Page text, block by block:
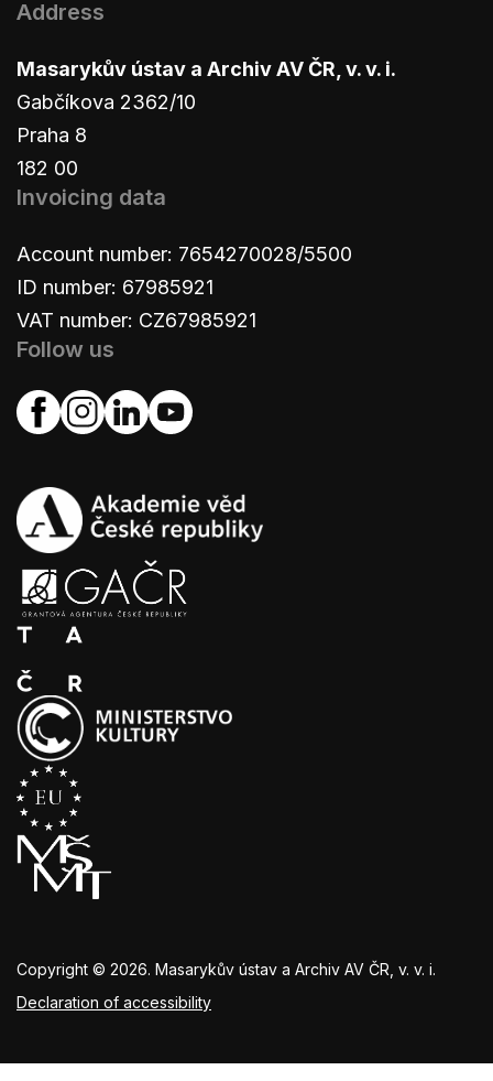
Address
Masarykův ústav a Archiv AV ČR, v. v. i.
Gabčíkova 2362/10
Praha 8
182 00
Invoicing data
Account number: 7654270028/5500
ID number: 67985921
VAT number: CZ67985921
Follow us
Copyright © 2026. Masarykův ústav a Archiv AV ČR, v. v. i.
Declaration of accessibility